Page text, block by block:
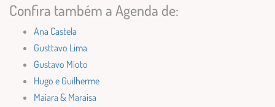
Confira também a Agenda de:
Ana Castela
Gusttavo Lima
Gustavo Mioto
Hugo e Guilherme
Maiara & Maraisa